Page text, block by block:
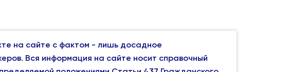
на сайте с фактом - лишь досадное
Вся информация на сайте носит справочный